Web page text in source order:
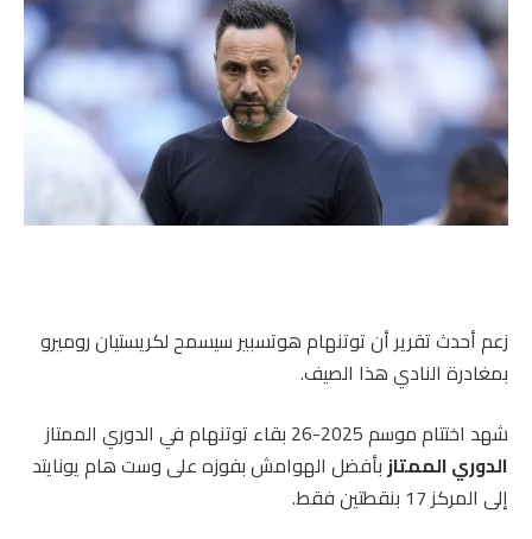
زعم أحدث تقرير أن توتنهام هوتسبير سيسمح لكريستيان روميرو
بمغادرة النادي هذا الصيف.
شهد اختتام موسم 2025-26 بقاء توتنهام في الدوري الممتاز
الدوري الممتازبأفضل الهوامش بفوزه على وست هام يونايتد
إلى المركز 17 بنقطتين فقط.